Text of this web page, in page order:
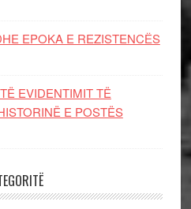
EPOKA E REZISTENCЁS
EVIDENTIMIT TË
E POSTËS